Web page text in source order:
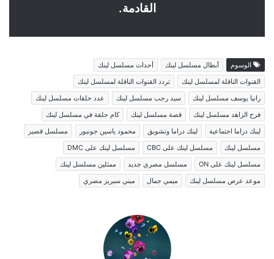
القادمة.
الوسوم أبطال مسلسل لينك
أحداث مسلسل لينك
القنوات الناقلة لمسلسل لينك
تردد القنوات الناقلة لمسلسل لينك
رانيا يوسف مسلسل لينك
سيد رجب مسلسل لينك
عدد حلقات مسلسل لينك
فرح الزاهد مسلسل لينك
قصة مسلسل لينك
كام حلقة في مسلسل لينك
لينك دراما اجتماعية
لينك دراما وتشويق محمود ياسين جونيور
مسلسل قصير
مسلسل لينك
مسلسل لينك على CBC
مسلسل لينك على DMC
مسلسل لينك على ON
مسلسل مصري جديد
ممثلين مسلسل لينك
موعد عرض مسلسل لينك
ميمي جمال ميني سيريز مصري